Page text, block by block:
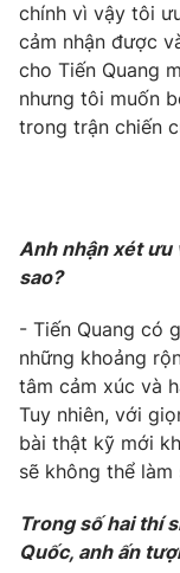
Photo
Video
VTV Sức khoẻ
VTV4
VTV9
Liên hệ tòa
chính vì vậy tôi
cảm nhận được
cho Tiến Quang
nhưng tôi muốn
trong trận chiến
Anh nhận xét ưu
sao?
- Tiến Quang có
những khoảng
tâm cảm xúc và
Tuy nhiên, với
bài thật kỹ mới
sẽ không thể làm
Trong số hai thí
Quốc, anh ấn